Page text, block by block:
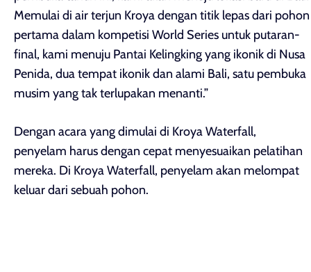
Memulai di air terjun Kroya dengan titik lepas dari pohon
pertama dalam kompetisi World Series untuk putaran-
final, kami menuju Pantai Kelingking yang ikonik di Nusa
Penida, dua tempat ikonik dan alami Bali, satu pembuka
musim yang tak terlupakan menanti.”
Dengan acara yang dimulai di Kroya Waterfall,
penyelam harus dengan cepat menyesuaikan pelatihan
mereka. Di Kroya Waterfall, penyelam akan melompat
keluar dari sebuah pohon.